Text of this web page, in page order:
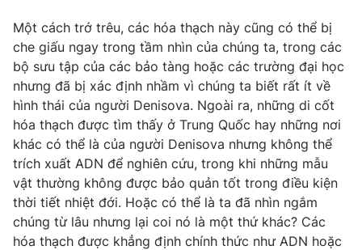
Một cách trớ trêu, các hóa thạch này cũng có thể bị
che giấu ngay trong tầm nhìn của chúng ta, trong các
bộ sưu tập của các bảo tàng hoặc các trường đại học
nhưng đã bị xác định nhầm vì chúng ta biết rất ít về
hình thái của người Denisova. Ngoài ra, những di cốt
hóa thạch được tìm thấy ở Trung Quốc hay những nơi
khác có thể là của người Denisova nhưng không thể
trích xuất ADN để nghiên cứu, trong khi những mẫu
vật thường không được bảo quản tốt trong điều kiện
thời tiết nhiệt đới. Hoặc có thể là ta đã nhìn ngắm
chúng từ lâu nhưng lại coi nó là một thứ khác? Các
hóa thạch được khẳng định chính thức như ADN hoặc